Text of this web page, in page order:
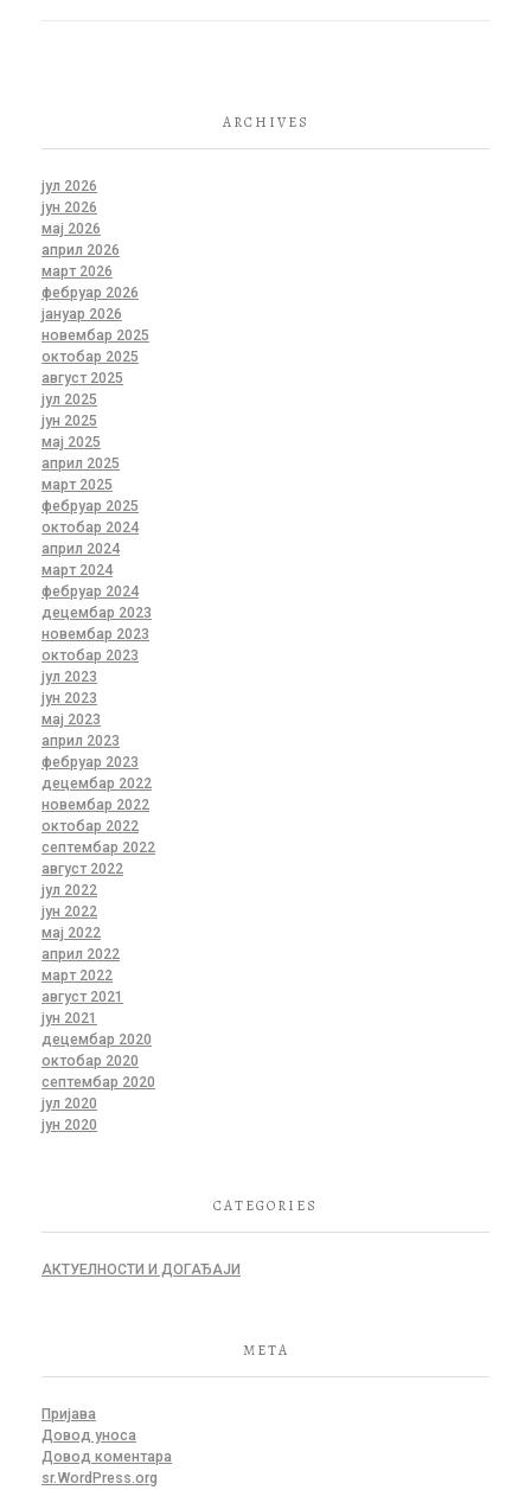
ARCHIVES
јул 2026
јун 2026
мај 2026
април 2026
март 2026
фебруар 2026
јануар 2026
новембар 2025
октобар 2025
август 2025
јул 2025
јун 2025
мај 2025
април 2025
март 2025
фебруар 2025
октобар 2024
април 2024
март 2024
фебруар 2024
децембар 2023
новембар 2023
октобар 2023
јул 2023
јун 2023
мај 2023
април 2023
фебруар 2023
децембар 2022
новембар 2022
октобар 2022
септембар 2022
август 2022
јул 2022
јун 2022
мај 2022
април 2022
март 2022
август 2021
јун 2021
децембар 2020
октобар 2020
септембар 2020
јул 2020
јун 2020
CATEGORIES
АКТУЕЛНОСТИ И ДОГАЂАЈИ
META
Пријава
Довод уноса
Довод коментара
sr.WordPress.org